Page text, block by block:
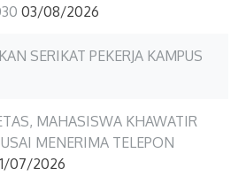
03/08/2026
SERIKAT PEKERJA KAMPUS
MAHASISWA KHAWATIR
MENERIMA TELEPON
07/2026